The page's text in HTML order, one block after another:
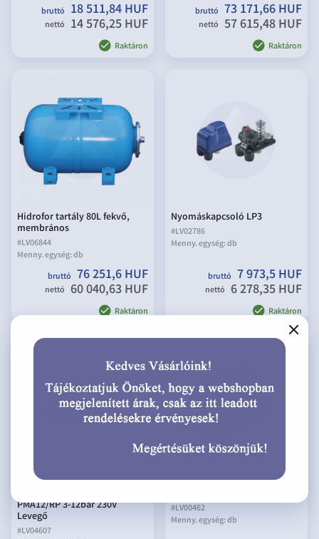
bruttó 18 511,84 HUF
nettó 14 576,25 HUF
Raktáron
bruttó 73 171,66 HUF
nettó 57 615,48 HUF
Raktáron
Hidrofor tartály 80L fekvő,
membrános
#LV06844
Menny. egység:db
bruttó 76 251,6 HUF
nettó 60 040,63 HUF
Raktáron
Nyomáskapcsoló LP3
#LV02786
Menny. egység:db
bruttó 7 973,5 HUF
nettó 6 278,35 HUF
Raktáron
Nyomáskapcsoló
PMA12/RP 3-12bar 230V
Levegő
#LV04607
Nyomáskapcsoló PM-5 1-5 bar
#LV00462
Menny. egység:db